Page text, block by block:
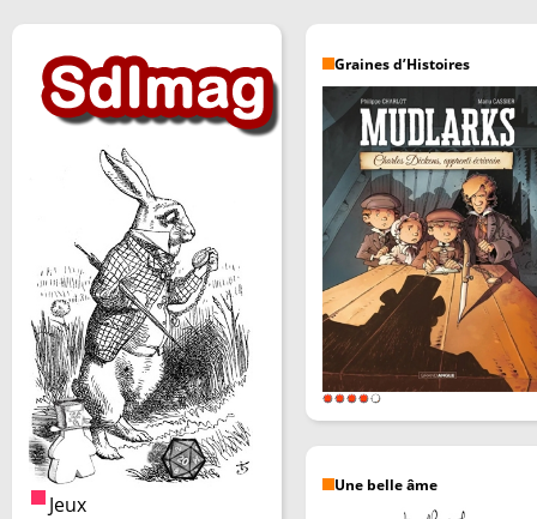
Jeux
Graines d’Histoires
Une belle âme